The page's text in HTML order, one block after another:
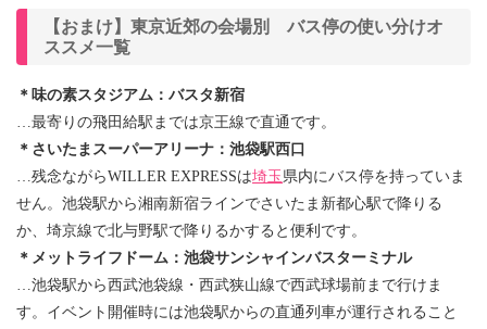
【おまけ】東京近郊の会場別 バス停の使い分けオ
ススメ一覧
＊味の素スタジアム：バスタ新宿
…最寄りの飛田給駅までは京王線で直通です。
＊さいたまスーパーアリーナ：池袋駅西口
…残念ながらWILLER EXPRESSは埼玉 県内にバス停を持っていま
せん。池袋駅から湘南新宿ラインでさいたま新都心駅で降りる
か、埼京線で北与野駅で降りるかすると便利です。
＊メットライフドーム：池袋サンシャインバスターミナル
…池袋駅から西武池袋線・西武狭山線で西武球場前まで行けま
す。イベント開催時には池袋駅からの直通列車が運行されること